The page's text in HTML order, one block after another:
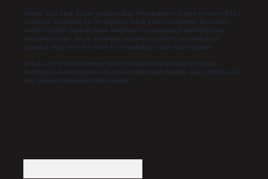
Sitemiz, 5651 Sayılı Kanun gereğince Bilgi Teknolojileri ve İletişim Kurumu (BTK)
tarafından onaylanmış bir Yer Sağlayıcı olarak hizmet vermektedir. Bu nedenle,
sitedeki içerikleri proaktif olarak denetleme veya araştırma yükümlülüğümüz
bulunmamaktadır. Ancak, üyelerimiz yazdıkları içeriklerin sorumluluğunu
taşımakta olup, siteye üye olarak bu sorumluluğu kabul etmiş sayılırlar.
Hukuka ve yasal düzenlemelere aykırı olduğunu düşündüğünüz içerikleri,
backlinkpanelicomtr@gmail.comadresine bildirmeniz halinde, ilgili içerikler yasal
süre içerisinde sitemizden kaldırılacaktır.